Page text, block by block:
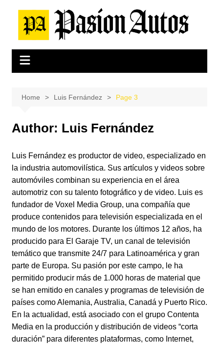
content
Home Luis Fernández Page 3
Author: Luis Fernández
Luis Fernández es productor de video, especializado en
la industria automovilística. Sus artículos y videos sobre
automóviles combinan su experiencia en el área
automotriz con su talento fotográfico y de video. Luis es
fundador de Voxel Media Group, una compañía que
produce contenidos para televisión especializada en el
mundo de los motores. Durante los últimos 12 años, ha
producido para El Garaje TV, un canal de televisión
temático que transmite 24/7 para Latinoamérica y gran
parte de Europa. Su pasión por este campo, le ha
permitido producir más de 1.000 horas de material que
se han emitido en canales y programas de televisión de
países como Alemania, Australia, Canadá y Puerto Rico.
En la actualidad, está asociado con el grupo Contenta
Media en la producción y distribución de videos “corta
duración” para diferentes plataformas, como Internet,